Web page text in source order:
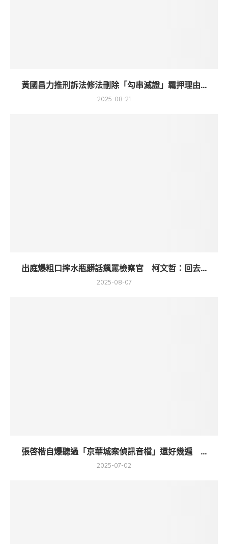
黃國昌力推刑訴法修法刪除「勾串滅證」羈押理由...
2025-08-21
出庭爆粗口摔水瓶髒話飆罵檢察官 柯文哲：回去...
2025-08-07
張啓楷自爆聽過「京華城案偵訊音檔」還好幾遍 ...
2025-07-02